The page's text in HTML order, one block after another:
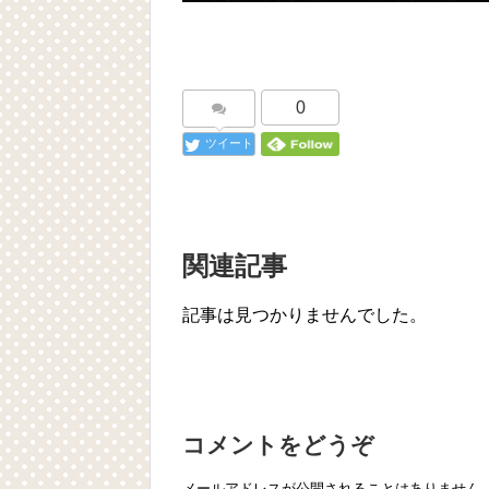
ツイート
0
関連記事
記事は見つかりませんでした。
コメントをどうぞ